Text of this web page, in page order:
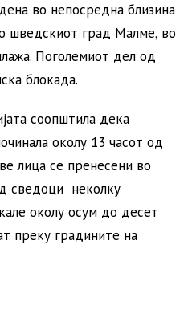
во непосредна близина
шведскиот град Малме, во
Поголемиот дел од
блокада.
соопштила дека
околу 13 часот од
лица се пренесени во
сведоци неколку
околу осум до десет
преку градините на